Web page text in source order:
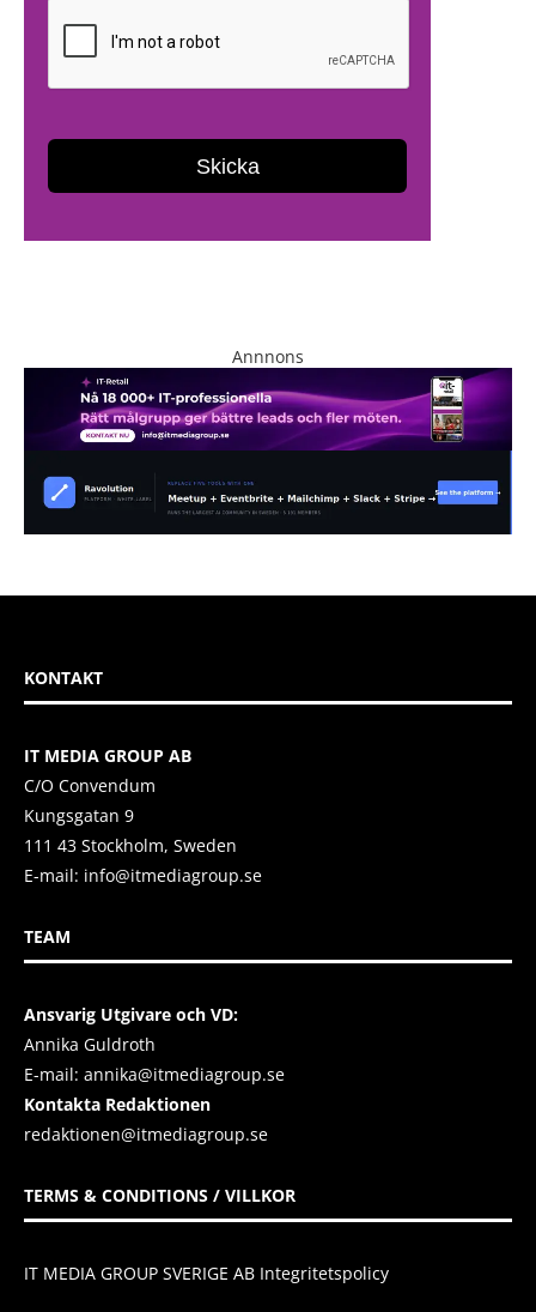
Annnons
KONTAKT
IT MEDIA GROUP AB
C/O Convendum
Kungsgatan 9
111 43 Stockholm, Sweden
E-mail: info@itmediagroup.se
TEAM
Ansvarig Utgivare och VD:
Annika Guldroth
E-mail: annika@itmediagroup.se
Kontakta Redaktionen
redaktionen@itmediagroup.se
TERMS & CONDITIONS / VILLKOR
IT MEDIA GROUP SVERIGE AB Integritetspolicy